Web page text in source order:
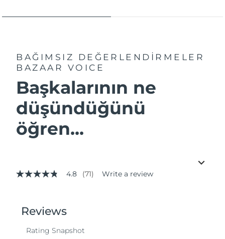
BAĞIMSIZ DEĞERLENDİRMELER
BAZAAR VOICE
Başkalarının ne
düşündüğünü
öğren...
4.8
stars,
average
value.
4.8 (71) Write a review